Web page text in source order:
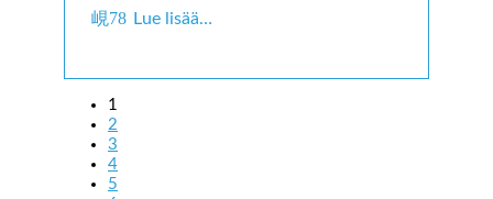
Lue lisää…
1
2
3
4
5